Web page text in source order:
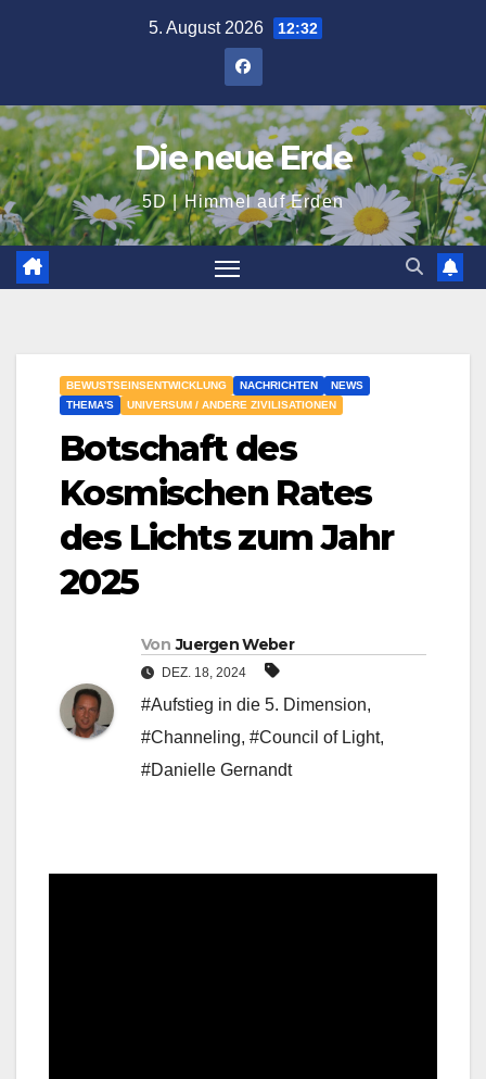
5. August 2026 12:32
Die neue Erde
5D | Himmel auf Erden
BEWUSTSEINSENTWICKLUNG NACHRICHTEN
NEWS
THEMA'S
UNIVERSUM / ANDERE ZIVILISATIONEN
Botschaft des
Kosmischen Rates
des Lichts zum Jahr
2025
Von Juergen Weber
DEZ. 18, 2024
#Aufstieg in die 5. Dimension,
#Channeling, #Council of Light,
#Danielle Gernandt